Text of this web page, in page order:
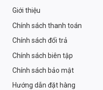
Giới thiệu
Chính sách thanh toán
Chính sách đổi trả
Chính sách biên tập
Chính sách bảo mật
Hướng dẫn đặt hàng